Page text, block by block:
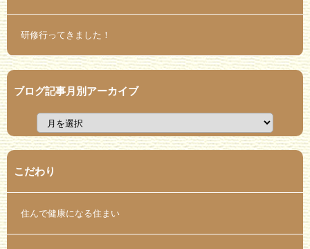
研修行ってきました！
ブログ記事月別アーカイブ
こだわり
住んで健康になる住まい